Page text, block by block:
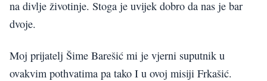
na divlje životinje. Stoga je uvijek dobro da nas je bar
dvoje.
Moj prijatelj Šime Barešić mi je vjerni suputnik u
ovakvim pothvatima pa tako I u ovoj misiji Frkašić.